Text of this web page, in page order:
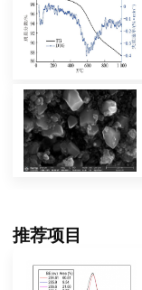
推荐项目